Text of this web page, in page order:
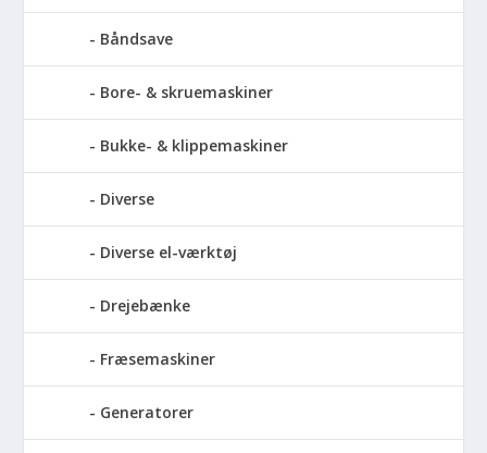
Båndsave
Bore- & skruemaskiner
Bukke- & klippemaskiner
Diverse
Diverse el-værktøj
Drejebænke
Fræsemaskiner
Generatorer